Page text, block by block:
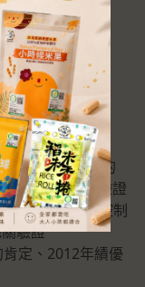
推廣優質美味的
TAP產銷履歷驗證
佳的食品安全控制
驗證
定、2012年績優